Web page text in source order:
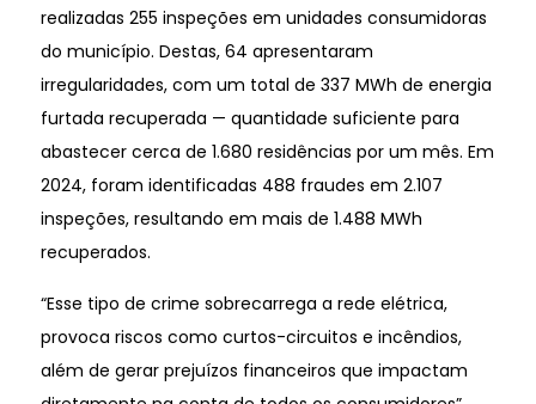
realizadas 255 inspeções em unidades consumidoras
do município. Destas, 64 apresentaram
irregularidades, com um total de 337 MWh de energia
furtada recuperada — quantidade suficiente para
abastecer cerca de 1.680 residências por um mês. Em
2024, foram identificadas 488 fraudes em 2.107
inspeções, resultando em mais de 1.488 MWh
recuperados.
“Esse tipo de crime sobrecarrega a rede elétrica,
provoca riscos como curtos-circuitos e incêndios,
além de gerar prejuízos financeiros que impactam